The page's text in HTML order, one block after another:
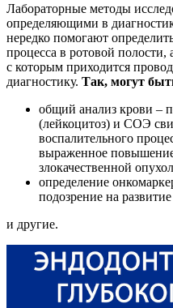
Лабораторные методы
определяющими в
нередко помогают
процесса в ротовой
с которым приходится
диагностику. Так, могут
общий анализ крови –
(лейкоцитоз) и СОЭ
воспалительного
выраженное
злокачественной
определение
подозрение на
и другие.